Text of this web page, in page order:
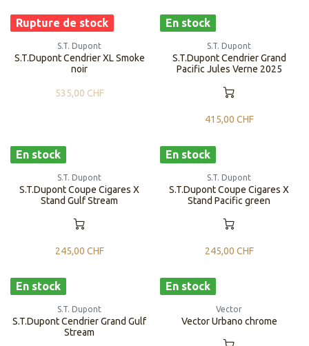
Rupture de stock
S.T. Dupont
S.T.Dupont Cendrier XL Smoke
noir
535,00 CHF
En stock
S.T. Dupont
S.T.Dupont Cendrier Grand
Pacific Jules Verne 2025
415,00 CHF
En stock
S.T. Dupont
S.T.Dupont Coupe Cigares X
Stand Gulf Stream
245,00 CHF
En stock
S.T. Dupont
S.T.Dupont Coupe Cigares X
Stand Pacific green
245,00 CHF
En stock
S.T. Dupont
S.T.Dupont Cendrier Grand Gulf
Stream
En stock
Vector
Vector Urbano chrome